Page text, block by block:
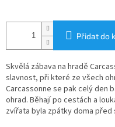
Přidat do
Skvělá zábava na hradě
slavnost, při které ze všech
Carcassonne se pak celý den
ohrad. Běhají po cestách a
zvířata byla zpátky doma před